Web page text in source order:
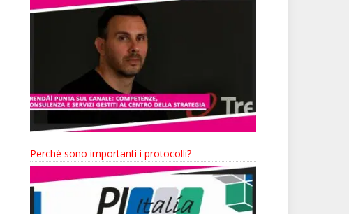
Perché sono importanti i protocolli?